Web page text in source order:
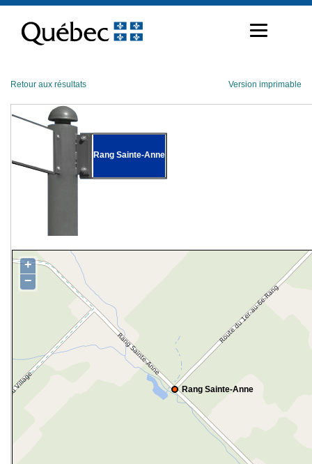
contenu
Retour aux résultats Version imprimable
Rang Sainte-Anne
Rang Sainte-Anne
+
−